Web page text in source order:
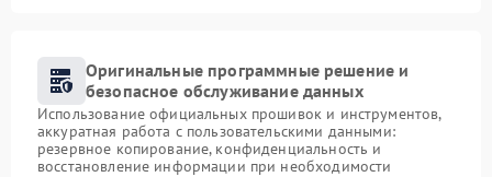
Оригинальные программные решение и
безопасное обслуживание данных
Использование официальных прошивок и инструментов,
аккуратная работа с пользовательскими данными:
резервное копирование, конфиденциальность и
восстановление информации при необходимости